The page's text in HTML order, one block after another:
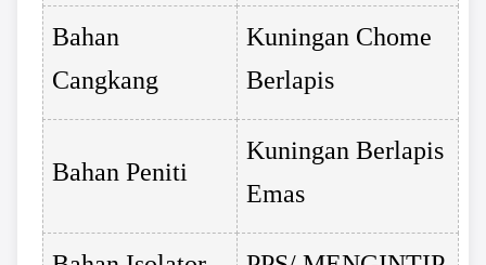
Bahan
Cangkang
Kuningan Chome
Berlapis
Bahan Peniti
Kuningan Berlapis
Emas